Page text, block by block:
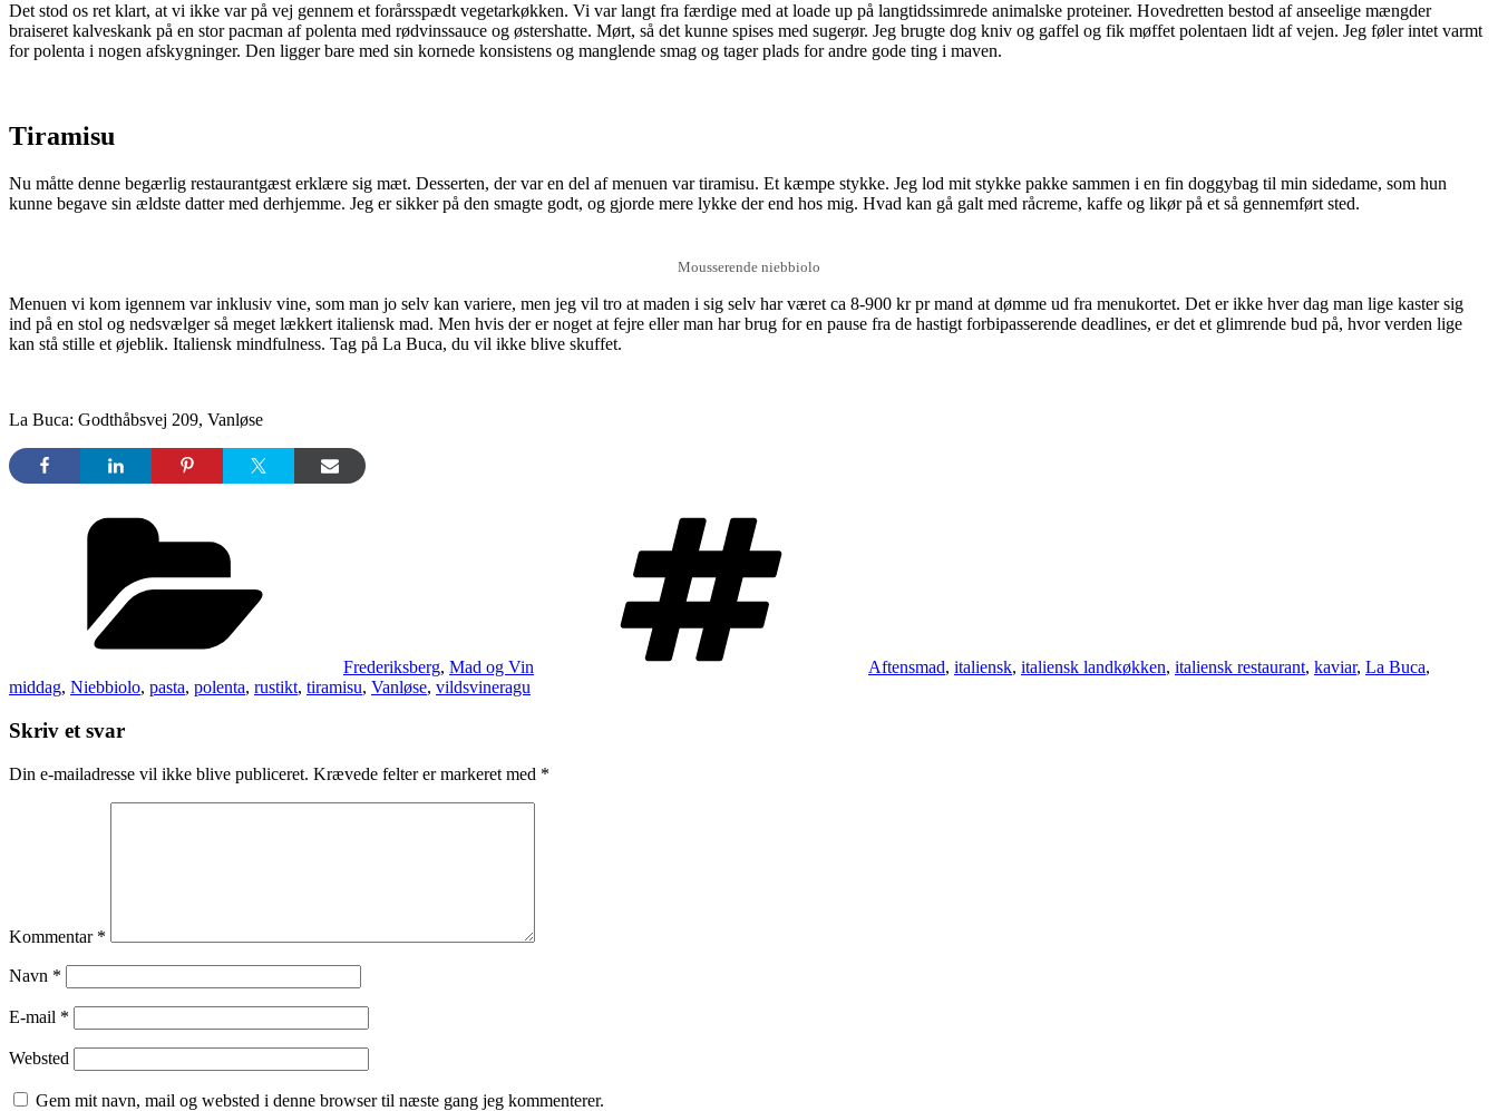
Det stod os ret klart, at vi ikke var på vej gennem et forårsspædt vegetarkøkken. Vi var langt fra færdige med at loade up på langtidssimrede animalske proteiner. Hovedretten bestod af anseelige mængder
braiseret kalveskank på en stor pacman af polenta med rødvinssauce og østershatte. Mørt, så det kunne spises med sugerør. Jeg brugte dog kniv og gaffel og fik møffet polentaen lidt af vejen. Jeg føler intet varmt
for polenta i nogen afskygninger. Den ligger bare med sin kornede konsistens og manglende smag og tager plads for andre gode ting i maven.
Tiramisu
Nu måtte denne begærlig restaurantgæst erklære sig mæt. Desserten, der var en del af menuen var tiramisu. Et kæmpe stykke. Jeg lod mit stykke pakke sammen i en fin doggybag til min sidedame, som hun
kunne begave sin ældste datter med derhjemme. Jeg er sikker på den smagte godt, og gjorde mere lykke der end hos mig. Hvad kan gå galt med råcreme, kaffe og likør på et så gennemført sted.
Mousserende niebbiolo
Menuen vi kom igennem var inklusiv vine, som man jo selv kan variere, men jeg vil tro at maden i sig selv har været ca 8-900 kr pr mand at dømme ud fra menukortet. Det er ikke hver dag man lige kaster sig
ind på en stol og nedsvælger så meget lækkert italiensk mad. Men hvis der er noget at fejre eller man har brug for en pause fra de hastigt forbipasserende deadlines, er det et glimrende bud på, hvor verden lige
kan stå stille et øjeblik. Italiensk mindfulness. Tag på La Buca, du vil ikke blive skuffet.
La Buca: Godthåbsvej 209, Vanløse
Frederiksberg, Mad og Vin Aftensmad, italiensk, italiensk landkøkken, italiensk restaurant, kaviar, La Buca,
middag, Niebbiolo, pasta, polenta, rustikt, tiramisu, Vanløse, vildsvineragu
Skriv et svar
Din e-mailadresse vil ikke blive publiceret. Krævede felter er markeret med *
Kommentar *
Navn *
E-mail *
Websted
Gem mit navn, mail og websted i denne browser til næste gang jeg kommenterer.